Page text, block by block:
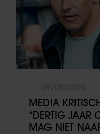
MEDIA
“DERTIG JAAR
MAG NIET